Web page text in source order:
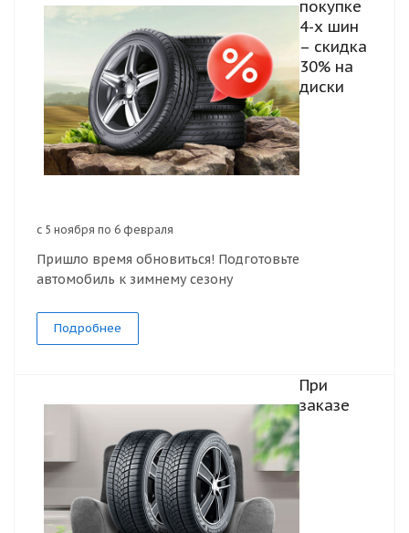
покупке
4-х шин
– скидка
30% на
диски
с 5 ноября по 6 февраля
Пришло время обновиться! Подготовьте
автомобиль к зимнему сезону
Подробнее
При
заказе